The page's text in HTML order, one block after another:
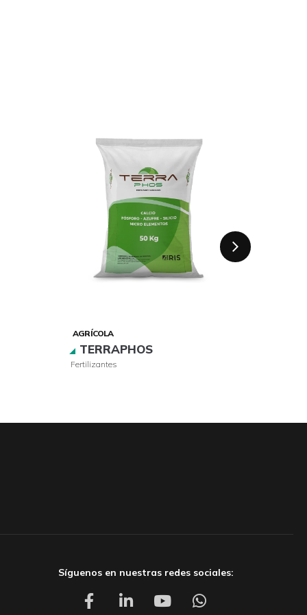
AGRÍCOLA
TERRAPHOS
Fertilizantes
Síguenos en nuestras redes sociales: